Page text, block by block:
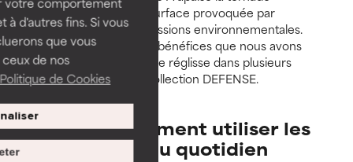
à d'autres fins. Si vous
que vous
de nos
Politique de Cookies
d’inflammation en surface provoquée par
l’exposition aux agressions environnementales.
C’est pour tous ces bénéfices que nous avons
ajouté de la racine de réglisse dans plusieurs
produits de notre collection DEFENSE.
Quand et comment utiliser les
antioxydants au quotidien